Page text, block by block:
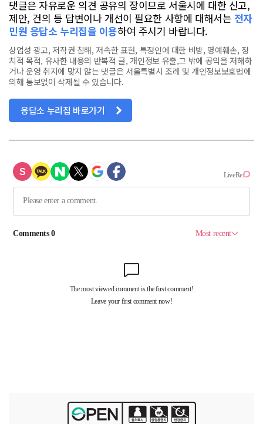
댓글은 자유로운 의견 공유의 장이므로 서울시에 대한 신고,
제안, 건의 등 답변이나 개선이 필요한 사항에 대해서는 전자
민원 응답소 누리집을 이용하여 주시기 바랍니다.
상업성 광고, 저작권 침해, 저속한 표현, 특정인에 대한 비방, 명예훼손, 정
치적 목적, 유사한 내용의 반복적 글, 개인정보 유출,그 밖에 공익을 저해하
거나 운영 취지에 맞지 않는 댓글은 서울특별시 조례 및 개인정보보호법에
의해 통보없이 삭제될 수 있습니다.
응답소 누리집 바로가기